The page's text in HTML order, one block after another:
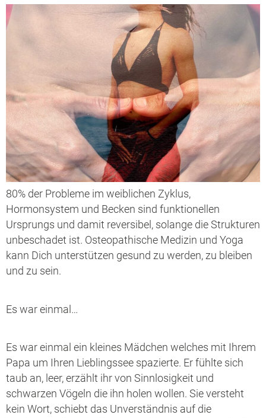
80% der Probleme im weiblichen Zyklus,
Hormonsystem und Becken sind funktionellen
Ursprungs und damit reversibel, solange die Strukturen
unbeschadet ist. Osteopathische Medizin und Yoga
kann Dich unterstützen gesund zu werden, zu bleiben
und zu sein.
Es war einmal…
Es war einmal ein kleines Mädchen welches mit Ihrem
Papa um Ihren Lieblingssee spazierte. Er fühlte sich
taub an, leer, erzählt ihr von Sinnlosigkeit und
schwarzen Vögeln die ihn holen wollen. Sie versteht
kein Wort, schiebt das Unverständnis auf die